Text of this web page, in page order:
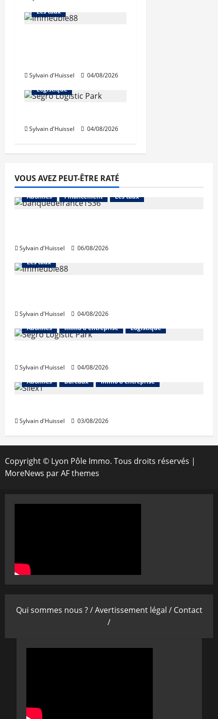
Les taux
Sylvain d'Huissel 04/08/2026
Immo d'entreprise
Logistique
Sylvain d'Huissel 04/08/2026
VOUS AVEZ PEUT-ÊTRE RATÉ
Abonnés Financement Les taux
Sylvain d'Huissel 06/08/2026
Abonnés Financement
Les taux
Sylvain d'Huissel
04/08/2026
Abonnés
Immo d'entreprise Logistique
Sylvain d'Huissel
04/08/2026
Abonnés
Bureaux Immo d'entreprise
Sylvain d'Huissel 03/08/2026
Copyright © Lyon Pôle Immo. Tous droits réservés |
MoreNews par AF themes
Qui sommes nous ? /Avertissement légal / Contact
/